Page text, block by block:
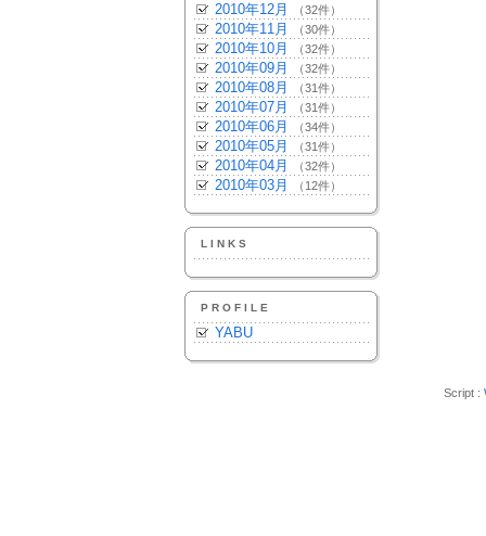
2010年12月 （32件）
2010年11月 （30件）
2010年10月 （32件）
2010年09月 （32件）
2010年08月 （31件）
2010年07月 （31件）
2010年06月 （34件）
2010年05月 （31件）
2010年04月 （32件）
2010年03月 （12件）
LINKS
PROFILE
YABU
Script :